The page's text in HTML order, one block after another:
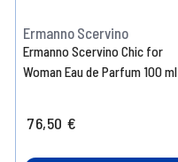
Ermanno Scervino
Ermanno Scervino Chic for
Woman Eau de Parfum 100 ml
76,50 €